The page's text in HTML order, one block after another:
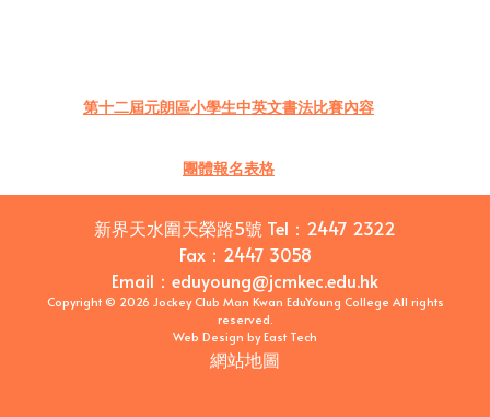
第十二屆元朗區小學生中英文書法比賽內容
團體報名表格
新界天水圍天榮路5號 Tel： 2447 2322
Fax： 2447 3058
Email ： eduyoung@jcmkec.edu.hk
Copyright © 2026 Jockey Club Man Kwan EduYoung College All rights
reserved.
Web Design byEast Tech
網站地圖